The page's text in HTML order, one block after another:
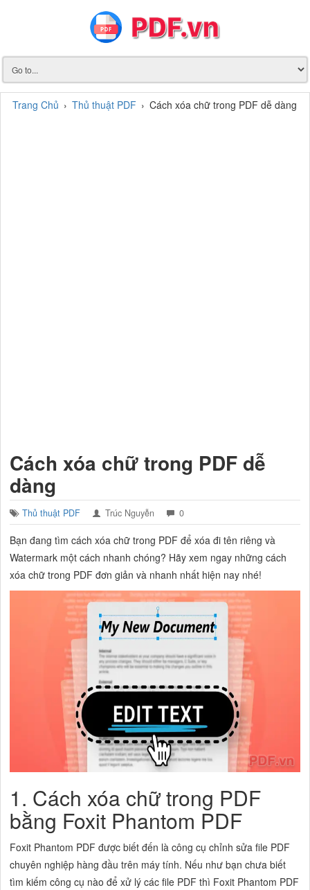
Trang Chủ › Thủ thuật PDF › Cách xóa chữ trong PDF dễ dàng
Cách xóa chữ trong PDF dễ
dàng
Thủ thuật PDF Trúc Nguyễn 0
Bạn đang tìm cách xóa chữ trong PDF để xóa đi tên riêng và
Watermark một cách nhanh chóng? Hãy xem ngay những cách
xóa chữ trong PDF đơn giản và nhanh nhất hiện nay nhé!
1. Cách xóa chữ trong PDF
bằng Foxit Phantom PDF
Foxit Phantom PDF được biết đến là công cụ chỉnh sửa file PDF
chuyên nghiệp hàng đầu trên máy tính. Nếu như bạn chưa biết
tìm kiếm công cụ nào để xử lý các file PDF thì Foxit Phantom PDF